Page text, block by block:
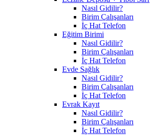
Nasıl Gidilir?
Birim Çalışanları
İç Hat Telefon
Eğitim Birimi
Nasıl Gidilir?
Birim Çalışanları
İç Hat Telefon
Evde Sağlık
Nasıl Gidilir?
Birim Çalışanları
İç Hat Telefon
Evrak Kayıt
Nasıl Gidilir?
Birim Çalışanları
İç Hat Telefon